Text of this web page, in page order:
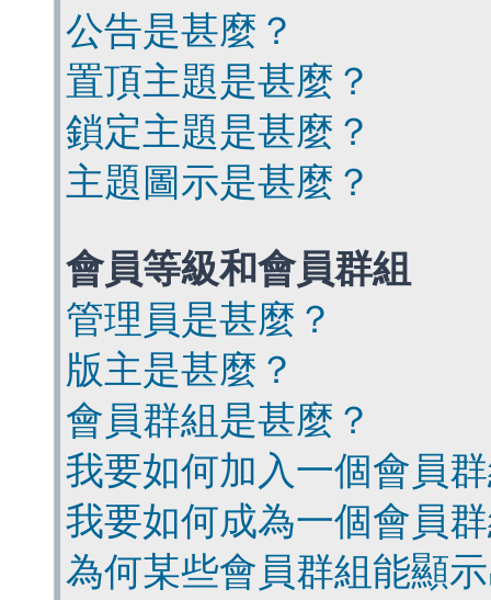
公告是甚麼？
置頂主題是甚麼？
鎖定主題是甚麼？
主題圖示是甚麼？
會員等級和會員群組
管理員是甚麼？
版主是甚麼？
會員群組是甚麼？
我要如何加入一個會員
我要如何成為一個會員
為何某些會員群組能顯